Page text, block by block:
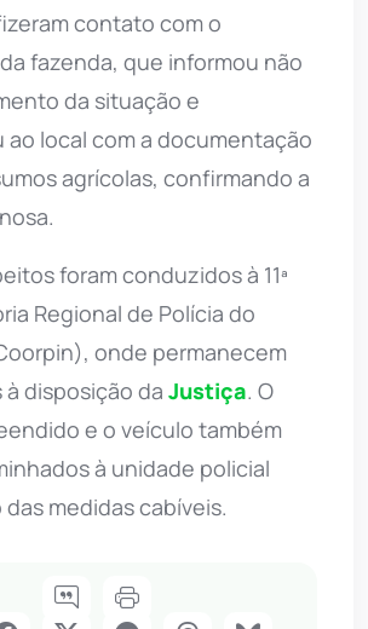
contato com o
fazenda, que informou não
da situação e
ao local com a documentação
agrícolas, confirmando a
foram conduzidos à 11ª
Regional de Polícia do
onde permanecem
disposição da Justiça. O
e o veículo também
à unidade policial
medidas cabíveis.